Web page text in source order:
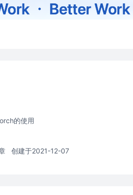
的使用
创建于2021-12-07